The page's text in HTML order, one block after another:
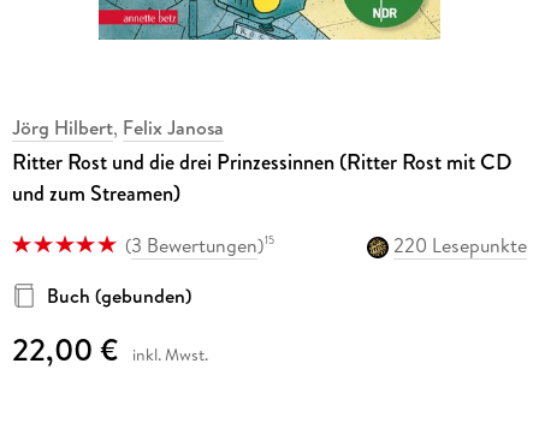
Jörg Hilbert, Felix Janosa
Ritter Rost und die drei Prinzessinnen (Ritter Rost mit CD
und zum Streamen)
(3 Bewertungen)15
220 Lesepunkte
Buch (gebunden)
22,00 € inkl. Mwst.